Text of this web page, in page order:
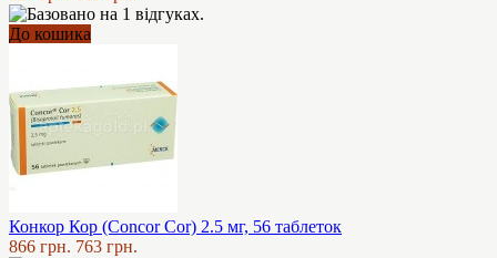
До кошика
Конкор Кор (Concor Cor) 2.5 мг, 56 таблеток
866 грн. 763 грн.